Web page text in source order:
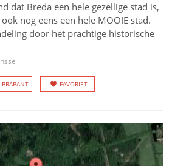
dat Breda een hele gezellige stad is,
nog eens een hele MOOIE stad.
door het prachtige historische
FAVORIET